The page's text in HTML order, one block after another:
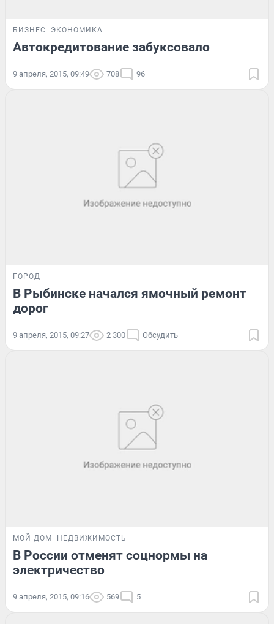
БИЗНЕС ЭКОНОМИКА
Автокредитование забуксовало
9 апреля, 2015, 09:49 708 96
ГОРОД
В Рыбинске начался ямочный ремонт
дорог
9 апреля, 2015, 09:27 2 300 Обсудить
МОЙ ДОМ НЕДВИЖИМОСТЬ
В России отменят соцнормы на
электричество
9 апреля, 2015, 09:16 569 5